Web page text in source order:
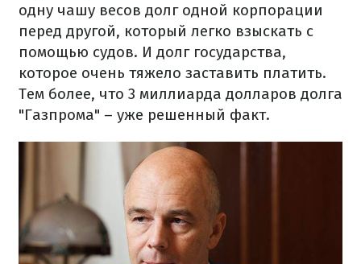
одну чашу весов долг одной корпорации
перед другой, который легко взыскать с
помощью судов. И долг государства,
которое очень тяжело заставить платить.
Тем более, что 3 миллиарда долларов долга
"Газпрома" – уже решенный факт.